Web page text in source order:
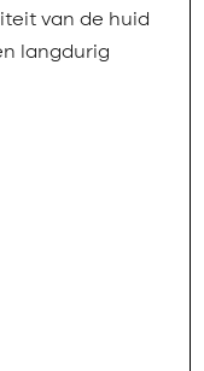
van de huid
langdurig